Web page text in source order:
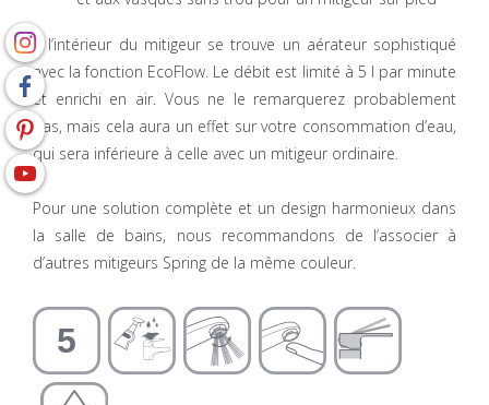
À l’intérieur du mitigeur se trouve un aérateur sophistiqué
avec la fonction EcoFlow. Le débit est limité à 5 l par minute
et enrichi en air. Vous ne le remarquerez probablement
pas, mais cela aura un effet sur votre consommation d’eau,
qui sera inférieure à celle avec un mitigeur ordinaire.
Pour une solution complète et un design harmonieux dans
la salle de bains, nous recommandons de l’associer à
d’autres mitigeurs Spring de la même couleur.